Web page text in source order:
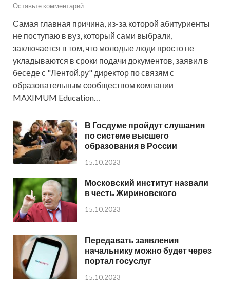
Оставьте комментарий
Самая главная причина, из-за которой абитуриенты
не поступаю в вуз, который сами выбрали,
заключается в том, что молодые люди просто не
укладываются в сроки подачи документов, заявил в
беседе с "Лентой.ру" директор по связям с
образовательным сообществом компании
MAXIMUM Education…
В Госдуме пройдут слушания
по системе высшего
образования в России
15.10.2023
Московский институт назвали
в честь Жириновского
15.10.2023
Передавать заявления
начальнику можно будет через
портал госуслуг
15.10.2023